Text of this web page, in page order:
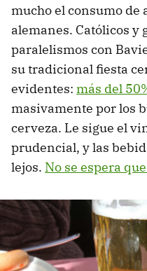
mucho el consumo de
alemanes. Católicos y
paralelismos con
su tradicional fiesta
evidentes: más del
masivamente por los
cerveza. Le sigue el
prudencial, y las
lejos. No se espera